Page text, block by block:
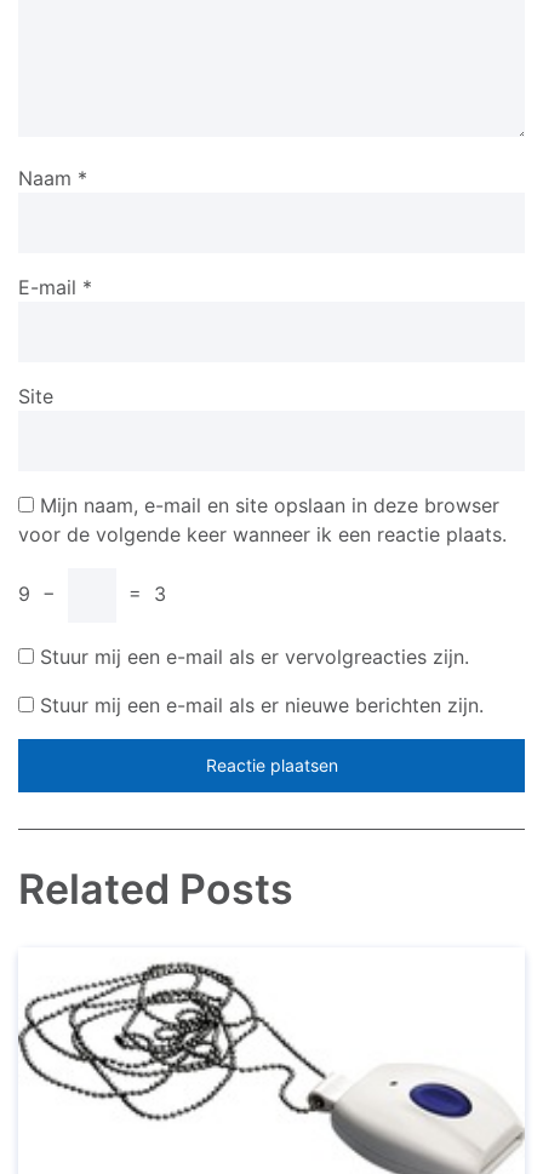
Naam *
E-mail *
Site
Mijn naam, e-mail en site opslaan in deze browser
voor de volgende keer wanneer ik een reactie plaats.
9 − = 3
Stuur mij een e-mail als er vervolgreacties zijn.
Stuur mij een e-mail als er nieuwe berichten zijn.
Related Posts